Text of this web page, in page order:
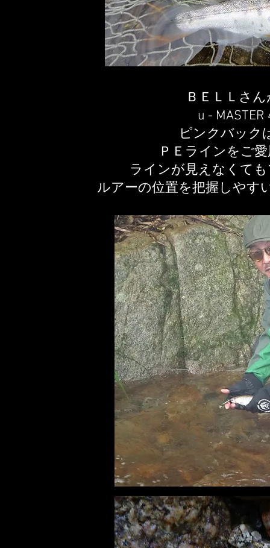
ＢＥＬＬさ
u -
ピンクバック
ＰＥラインをご
ラインが見えなくて
ルアーの位置を把握しやす